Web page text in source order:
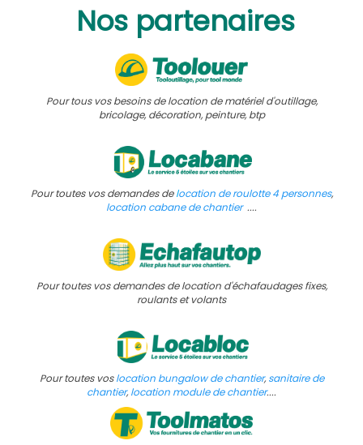
Nos partenaires
Pour tous vos besoins de location de matériel d'outillage,
bricolage, décoration, peinture, btp
Pour toutes vos demandes delocation de roulotte 4 personnes,
location cabane de chantier....
Pour toutes vos demandes de location d'échafaudages fixes,
roulants et volants
Pour toutes voslocation bungalow de chantier,sanitaire de
chantier,location module de chantier....